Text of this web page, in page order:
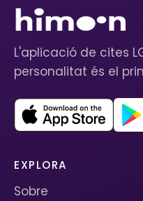
L'aplicació de cites
personalitat és el
EXPLORA
Sobre